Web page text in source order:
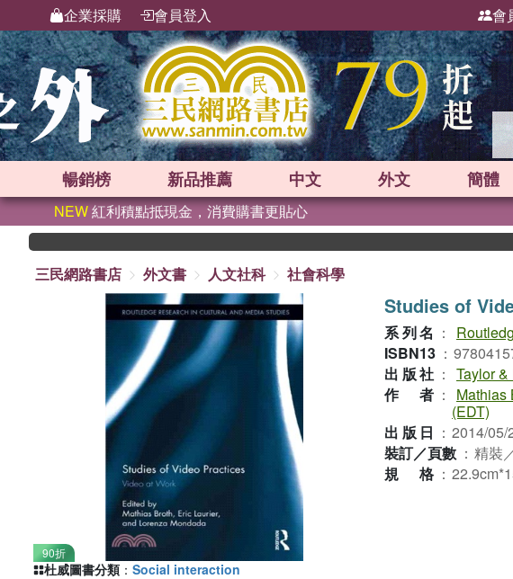
企業採購 會員登入 會
暢銷榜 新品推薦 中文 外文 簡體
NEW紅利積點抵現金，消費購書更貼心
三民網路書店
外文書 人文社科 社會科學
90折
Studies of
系列名 ：
ISBN13 ：
出版社 ： Taylor
作者 ： Mathias
(EDT)
出版日 ： 2014/05/
裝訂／頁數 ： 精裝
規格 ：
杜威圖書分類 ： Social interaction